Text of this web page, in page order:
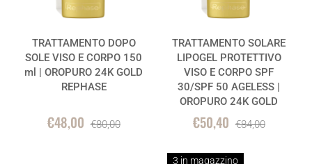
TRATTAMENTO DOPO
SOLE VISO E CORPO 150
ml | OROPURO 24K GOLD
REPHASE
€48,00 €80,00
TRATTAMENTO SOLARE
LIPOGEL PROTETTIVO
VISO E CORPO SPF
30/SPF 50 AGELESS |
OROPURO 24K GOLD
€50,40 €84,00
3 in magazzino